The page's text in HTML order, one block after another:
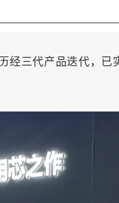
经三代产品迭代，